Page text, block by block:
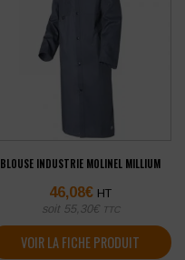
BLOUSE INDUSTRIE MOLINEL MILLIUM
46,08€ HT
soit 55,30€ TTC
VOIR LA FICHE PRODUIT